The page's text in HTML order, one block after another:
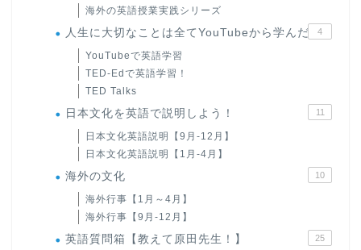
海外の英語授業実践シリーズ
人生に大切なことは全てYouTubeから学んだ 4
YouTubeで英語学習
TED-Edで英語学習！
TED Talks
日本文化を英語で説明しよう！ 11
日本文化英語説明【9月-12月】
日本文化英語説明【1月-4月】
海外の文化 10
海外行事【1月～4月】
海外行事【9月-12月】
英語質問箱【教えて原田先生！】 25